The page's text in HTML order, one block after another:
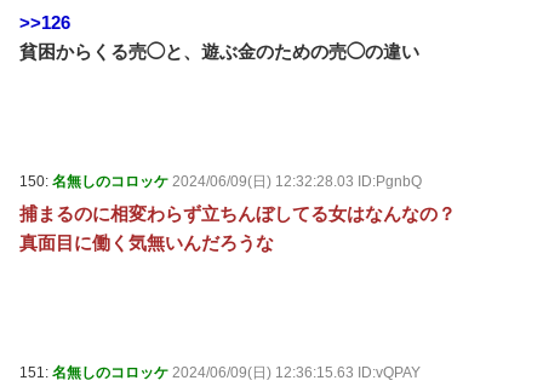
>>126
貧困からくる売◯と、遊ぶ金のための売◯の違い
150: 名無しのコロッケ 2024/06/09(日) 12:32:28.03 ID:PgnbQ
捕まるのに相変わらず立ちんぼしてる女はなんなの？
真面目に働く気無いんだろうな
151: 名無しのコロッケ 2024/06/09(日) 12:36:15.63 ID:vQPAY